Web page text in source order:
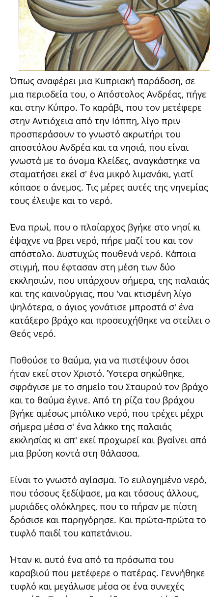
Όπως αναφέρει μια Κυπριακή παράδοση, σε
μια περιοδεία του, ο Απόστολος Ανδρέας, πήγε
και στην Κύπρο. Το καράβι, που τον μετέφερε
στην Αντιόχεια από την Ιόππη, λίγο πριν
προσπεράσουν το γνωστό ακρωτήρι του
αποστόλου Ανδρέα και τα νησιά, που είναι
γνωστά με το όνομα Κλείδες, αναγκάστηκε να
σταματήσει εκεί σ' ένα μικρό λιμανάκι, γιατί
κόπασε ο άνεμος. Τις μέρες αυτές της νηνεμίας
τους έλειψε και το νερό.
Ένα πρωί, που ο πλοίαρχος βγήκε στο νησί κι
έψαχνε να βρει νερό, πήρε μαζί του και τον
απόστολο. Δυστυχώς πουθενά νερό. Κάποια
στιγμή, που έφτασαν στη μέση των δύο
εκκλησιών, που υπάρχουν σήμερα, της παλαιάς
και της καινούργιας, που 'ναι κτισμένη λίγο
ψηλότερα, ο άγιος γονάτισε μπροστά σ' ένα
κατάξερο βράχο και προσευχήθηκε να στείλει ο
Θεός νερό.
Ποθούσε το θαύμα, για να πιστέψουν όσοι
ήταν εκεί στον Χριστό. Ύστερα σηκώθηκε,
σφράγισε με το σημείο του Σταυρού τον βράχο
και το θαύμα έγινε. Από τη ρίζα του βράχου
βγήκε αμέσως μπόλικο νερό, που τρέχει μέχρι
σήμερα μέσα σ' ένα λάκκο της παλαιάς
εκκλησίας κι απ' εκεί προχωρεί και βγαίνει από
μια βρύση κοντά στη θάλασσα.
Είναι το γνωστό αγίασμα. Το ευλογημένο νερό,
που τόσους ξεδίψασε, μα και τόσους άλλους,
μυριάδες ολόκληρες, που το πήραν με πίστη
δρόσισε και παρηγόρησε. Και πρώτα-πρώτα το
τυφλό παιδί του καπετάνιου.
Ήταν κι αυτό ένα από τα πρόσωπα του
καραβιού που μετέφερε ο πατέρας. Γεννήθηκε
τυφλό και μεγάλωσε μέσα σε ένα συνεχές